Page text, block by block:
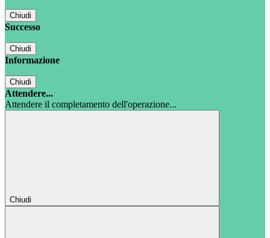
Chiudi
Successo
Chiudi
Informazione
Chiudi
Attendere...
Attendere il completamento dell'operazione...
Chiudi